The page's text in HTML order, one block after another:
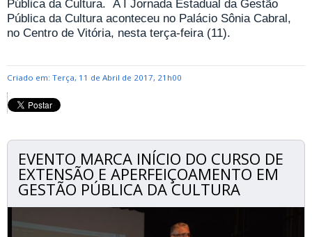
Pública da Cultura. A I Jornada Estadual da Gestão
Pública da Cultura aconteceu no Palácio Sônia Cabral,
no Centro de Vitória, nesta terça-feira (11).
Criado em: Terça, 11 de Abril de 2017, 21h00
EVENTO MARCA INÍCIO DO CURSO DE
EXTENSÃO E APERFEIÇOAMENTO EM
GESTÃO PÚBLICA DA CULTURA